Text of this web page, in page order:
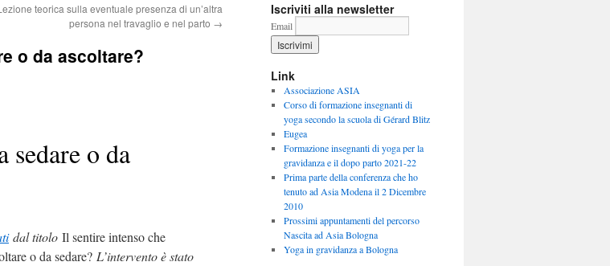
teorica sulla eventuale presenza di un’altra
persona nel travaglio e nel parto →
o da ascoltare?
sedare o da
dal titolo Il sentire intenso che
o da sedare? L’intervento è stato
Iscriviti alla newsletter
Email
Link
Associazione ASIA
Corso di formazione insegnanti di
yoga secondo la scuola di Gérard Blitz
Eugea
Formazione insegnanti di yoga per la
gravidanza e il dopo parto 2021-22
Prima parte della conferenza che ho
tenuto ad Asia Modena il 2 Dicembre
2010
Prossimi appuntamenti del percorso
Nascita ad Asia Bologna
Yoga in gravidanza a Bologna